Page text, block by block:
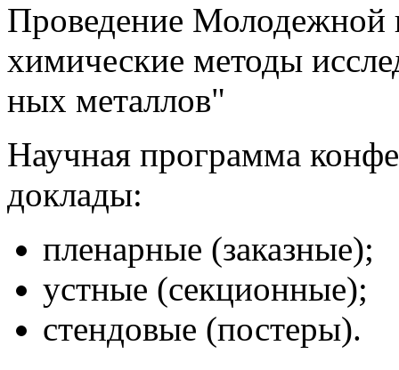
Проведение
химические методы
ных металлов"
Научная программа
доклады:
пленарные (заказные);
устные (секционные);
стендовые (постеры).